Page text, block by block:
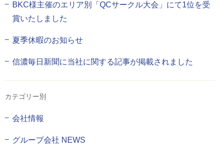
BKC様主催のエリア別「QCサークル大会」にて1位を受
賞いたしました
夏季休暇のお知らせ
信濃毎日新聞に当社に関する記事が掲載されました
カテゴリー別
会社情報
グループ会社 NEWS